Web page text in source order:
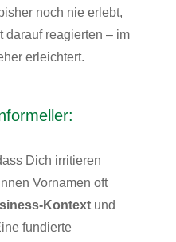
noch nie erlebt,
darauf reagierten – im
erleichtert.
Dich irritieren
Vornamen oft
Kontextund
fundierte